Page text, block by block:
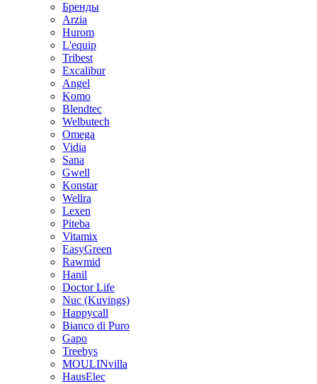
Бренды
Arzia
Hurom
L'equip
Tribest
Excalibur
Angel
Komo
Blendtec
Welbutech
Omega
Vidia
Sana
Gwell
Konstar
Wellra
Lexen
Piteba
Vitamix
EasyGreen
Rawmid
Hanil
Doctor Life
Nuc (Kuvings)
Happycall
Bianco di Puro
Gapo
Treebys
MOULINvilla
HausElec